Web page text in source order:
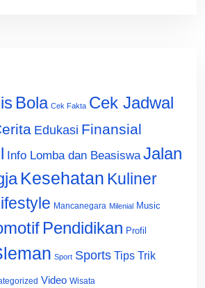
Bola Cek Fakta Cek Jadwal
Edukasi Finansial
Info Lomba dan Beasiswa Jalan
Kesehatan Kuliner
Mancanegara Milenial Music
Pendidikan Profil
Sport Sports Tips Trik
Video Wisata